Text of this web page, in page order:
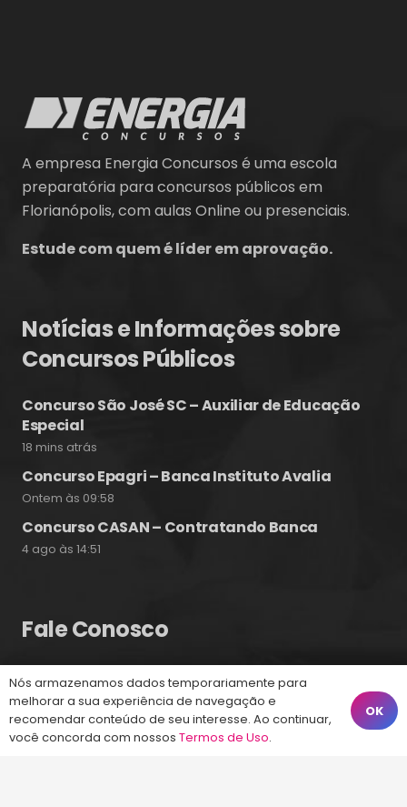
A empresa Energia Concursos é uma escola
preparatória para concursos públicos em
Florianópolis, com aulas Online ou presenciais.
Estude com quem é líder em aprovação.
Notícias e Informações sobre
Concursos Públicos
Concurso São José SC – Auxiliar de Educação
Especial
18 mins atrás
Concurso Epagri – Banca Instituto Avalia
Ontem às 09:58
Concurso CASAN – Contratando Banca
4 ago às 14:51
Fale Conosco
(48) 99828-9929
Calçadão João Pinto, 212 – Centro
Florianópolis – SC, 88010-420
Nós armazenamos dados temporariamente para
melhorar a sua experiência de navegação e
recomendar conteúdo de seu interesse. Ao continuar,
você concorda com nossos Termos de Uso.
OK